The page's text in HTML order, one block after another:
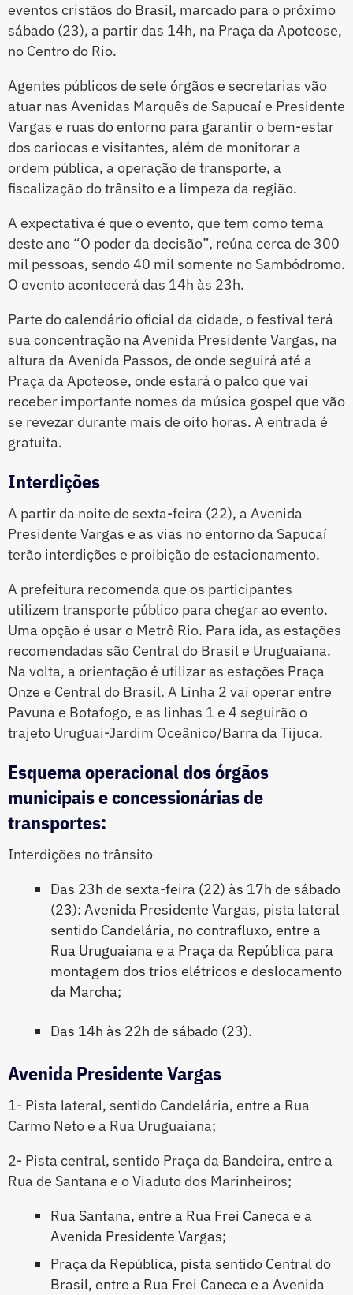
eventos cristãos do Brasil, marcado para o próximo
sábado (23), a partir das 14h, na Praça da Apoteose,
no Centro do Rio.
Agentes públicos de sete órgãos e secretarias vão
atuar nas Avenidas Marquês de Sapucaí e Presidente
Vargas e ruas do entorno para garantir o bem-estar
dos cariocas e visitantes, além de monitorar a
ordem pública, a operação de transporte, a
fiscalização do trânsito e a limpeza da região.
A expectativa é que o evento, que tem como tema
deste ano “O poder da decisão”, reúna cerca de 300
mil pessoas, sendo 40 mil somente no Sambódromo.
O evento acontecerá das 14h às 23h.
Parte do calendário oficial da cidade, o festival terá
sua concentração na Avenida Presidente Vargas, na
altura da Avenida Passos, de onde seguirá até a
Praça da Apoteose, onde estará o palco que vai
receber importante nomes da música gospel que vão
se revezar durante mais de oito horas. A entrada é
gratuita.
Interdições
A partir da noite de sexta-feira (22), a Avenida
Presidente Vargas e as vias no entorno da Sapucaí
terão interdições e proibição de estacionamento.
A prefeitura recomenda que os participantes
utilizem transporte público para chegar ao evento.
Uma opção é usar o Metrô Rio. Para ida, as estações
recomendadas são Central do Brasil e Uruguaiana.
Na volta, a orientação é utilizar as estações Praça
Onze e Central do Brasil. A Linha 2 vai operar entre
Pavuna e Botafogo, e as linhas 1 e 4 seguirão o
trajeto Uruguai-Jardim Oceânico/Barra da Tijuca.
Esquema operacional dos órgãos
municipais e concessionárias de
transportes:
Interdições no trânsito
Das 23h de sexta-feira (22) às 17h de sábado
(23): Avenida Presidente Vargas, pista lateral
sentido Candelária, no contrafluxo, entre a
Rua Uruguaiana e a Praça da República para
montagem dos trios elétricos e deslocamento
da Marcha;
Das 14h às 22h de sábado (23).
Avenida Presidente Vargas
1- Pista lateral, sentido Candelária, entre a Rua
Carmo Neto e a Rua Uruguaiana;
2- Pista central, sentido Praça da Bandeira, entre a
Rua de Santana e o Viaduto dos Marinheiros;
Rua Santana, entre a Rua Frei Caneca e a
Avenida Presidente Vargas;
Praça da República, pista sentido Central do
Brasil, entre a Rua Frei Caneca e a Avenida